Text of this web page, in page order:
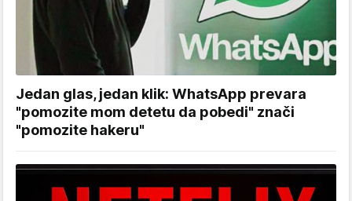
Jedan glas, jedan klik: WhatsApp prevara
"pomozite mom detetu da pobedi" znači
"pomozite hakeru"